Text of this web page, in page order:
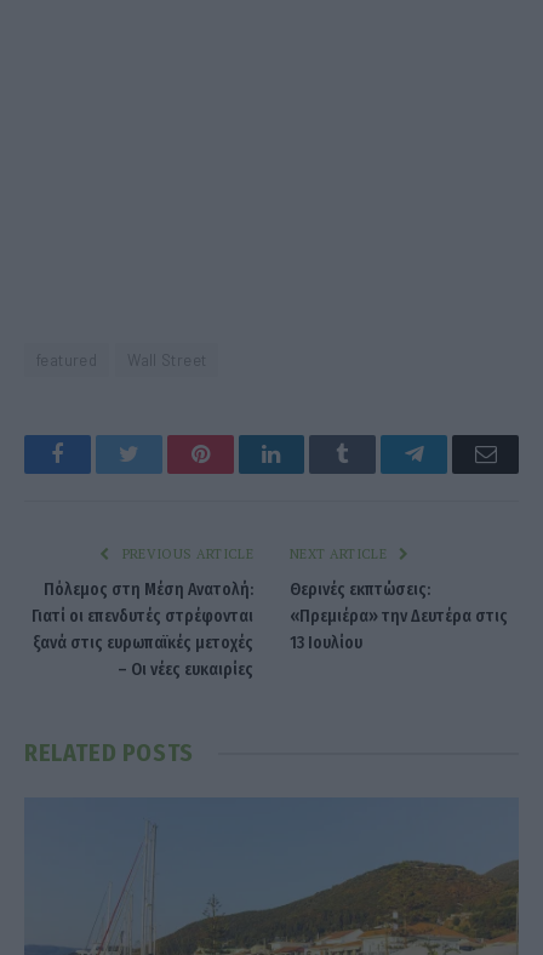
Wall Street
Facebook Twitter PinterestLinkedIn Tumblr Telegram
PREVIOUS ARTICLE
Πόλεμος στη Μέση Ανατολή:
Γιατί οι επενδυτές στρέφονται
ξανά στις ευρωπαϊκές μετοχές
– Οι νέες ευκαιρίες
NEXT ARTICLE
Θερινές εκπτώσεις:
«Πρεμιέρα» την Δευτέρα στις
13 Ιουλίου
RELATED POSTS